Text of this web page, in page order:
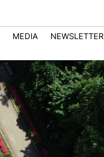
MEDIA
NEWSLETTER